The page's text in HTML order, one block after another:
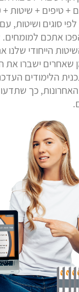
סוגים ושיטות,
אתכם
הייחודי
שאחרים ישברו את
הלימודים
כך